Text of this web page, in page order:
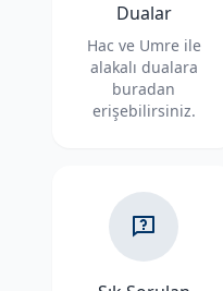
Dualar
Hac ve Umre ile
alakalı dualara
buradan
erişebilirsiniz.